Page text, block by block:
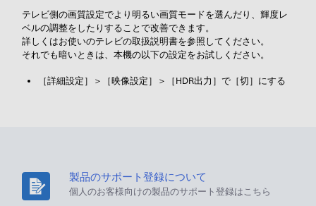
テレビ側の画質設定でより明るい画質モードを選んだり、輝度レ
ベルの調整をしたりすることで改善できます。
詳しくはお使いのテレビの取扱説明書を参照してください。
それでも暗いときは、本機の以下の設定をお試しください。
［詳細設定］＞［映像設定］＞［HDR出力］で［切］にする
製品のサポート登録について
個人のお客様向けの製品のサポート登録はこちら